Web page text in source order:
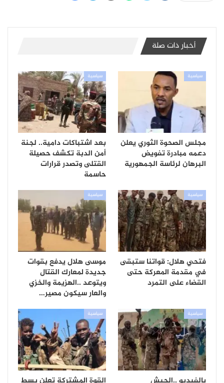
أخبار ذات صلة
سياسية
مجلس الصحوة الثوري يعلن
دعمه مبادرة تفويض
البرهان لرئاسة الجمهورية
سياسية
بعد اشتباكات دامية.. لجنة
أمن الدبة تكشف حصيلة
القتلى وتصدر قرارات
حاسمة
سياسية
فتحي هلال: قواتنا ستبقى
في مقدمة المعركة حتى
القضاء على التمرد
سياسية
موسى هلال يدفع بقوات
جديدة لمعارك القتال
ويتوعد ..الهزيمة والخزي
والعار سيكون مصير…
سياسية سياسية